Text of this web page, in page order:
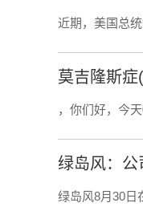
近期，美国总
莫吉隆斯
，你们好，今
绿岛风：公
绿岛风8月30日